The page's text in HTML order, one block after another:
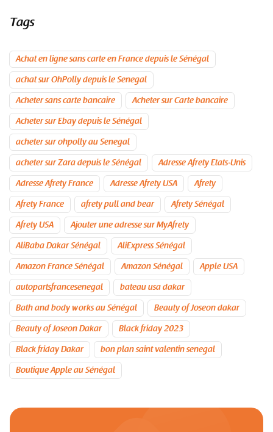
Tags
Achat en ligne sans carte en France depuis le Sénégal
achat sur OhPolly depuis le Senegal
Acheter sans carte bancaire Acheter sur Carte bancaire
Acheter sur Ebay depuis le Sénégal
acheter sur ohpolly au Senegal
acheter sur Zara depuis le Sénégal Adresse Afrety Etats-Unis
Adresse Afrety France Adresse Afrety USA Afrety
Afrety France afrety pull and bear Afrety Sénégal
Afrety USA Ajouter une adresse sur MyAfrety
AliBaba Dakar Sénégal AliExpress Sénégal
Amazon France Sénégal Amazon Sénégal Apple USA
autopartsfrancesenegal bateau usa dakar
Bath and body works au Sénégal Beauty of Joseon dakar
Beauty of Joseon Dakar Black friday 2023
Black friday Dakar bon plan saint valentin senegal
Boutique Apple au Sénégal